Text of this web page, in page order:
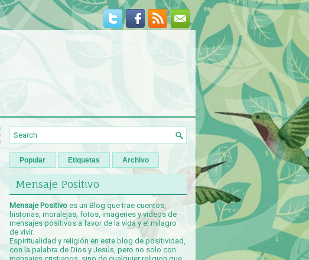
Popular Etiquetas Archivo
Mensaje Positivo
Mensaje Positivo es un Blog que trae cuentos,
historias, moralejas, fotos, imagenes y videos de
mensajes positivos a favor de la vida y el milagro
de vivir.
Espiritualidad y religión en este blog de positividad,
con la palabra de Dios y Jesús, pero no solo con